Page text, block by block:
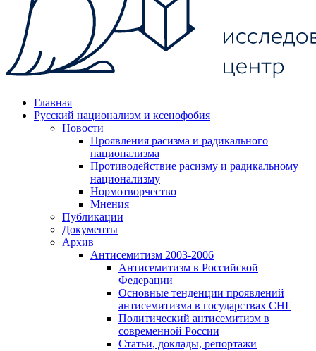
Главная
Русский национализм и ксенофобия
Новости
Проявления расизма и радикального
национализма
Противодействие расизму и радикальному
национализму
Нормотворчество
Мнения
Публикации
Документы
Архив
Антисемитизм 2003-2006
Антисемитизм в Российской
Федерации
Основные тенденции проявлений
антисемитизма в государствах СНГ
Политический антисемитизм в
современной России
Статьи, доклады, репортажи